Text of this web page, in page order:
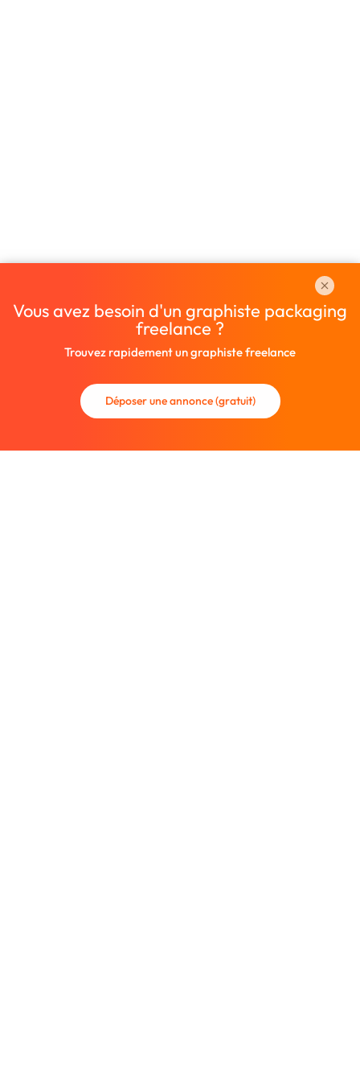
Vous avez besoin d'un graphiste packaging
freelance ?
Trouvez rapidement un graphiste freelance
Déposer une annonce (gratuit)